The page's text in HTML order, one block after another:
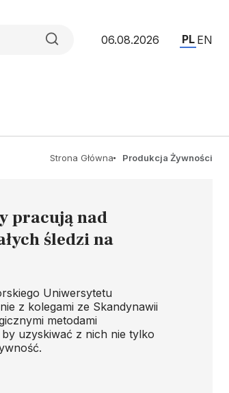
06.08.2026 PL EN
Strona Główna Produkcja Żywności
pracują nad
śledzi na
Uniwersytetu
z kolegami ze Skandynawii
metodami
uzyskiwać z nich nie tylko